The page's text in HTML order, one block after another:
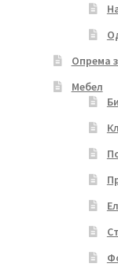
Опрема
Мебел